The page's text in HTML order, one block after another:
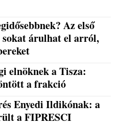
Az első
sokat árulhat el arról,
elnöknek a Tisza:
a frakció
Enyedi Ildikónak: a
a FIPRESCI